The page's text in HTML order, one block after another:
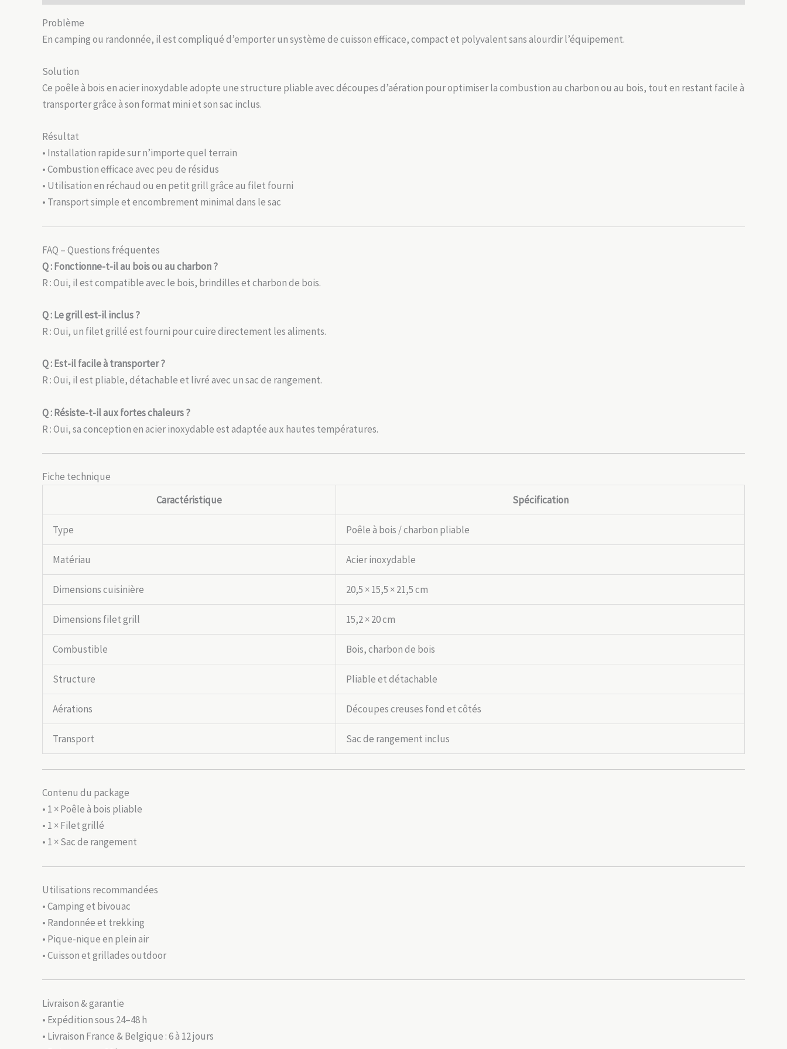
Problème
En camping ou randonnée, il est compliqué d’emporter un système de cuisson efficace, compact et polyvalent sans alourdir l’équipement.
Solution
Ce poêle à bois en acier inoxydable adopte une structure pliable avec découpes d’aération pour optimiser la combustion au charbon ou au bois, tout en restant facile à
transporter grâce à son format mini et son sac inclus.
Résultat
• Installation rapide sur n’importe quel terrain
• Combustion efficace avec peu de résidus
• Utilisation en réchaud ou en petit grill grâce au filet fourni
• Transport simple et encombrement minimal dans le sac
FAQ – Questions fréquentes
Q : Fonctionne-t-il au bois ou au charbon ?
R : Oui, il est compatible avec le bois, brindilles et charbon de bois.
Q : Le grill est-il inclus ?
R : Oui, un filet grillé est fourni pour cuire directement les aliments.
Q : Est-il facile à transporter ?
R : Oui, il est pliable, détachable et livré avec un sac de rangement.
Q : Résiste-t-il aux fortes chaleurs ?
R : Oui, sa conception en acier inoxydable est adaptée aux hautes températures.
Fiche technique
Caractéristique
Spécification
Type Poêle à bois / charbon pliable
Matériau Acier inoxydable
Dimensions cuisinière 20,5 × 15,5 × 21,5 cm
Dimensions filet grill 15,2 × 20 cm
Combustible Bois, charbon de bois
Structure Pliable et détachable
Aérations Découpes creuses fond et côtés
Transport Sac de rangement inclus
Contenu du package
• 1 × Poêle à bois pliable
• 1 × Filet grillé
• 1 × Sac de rangement
Utilisations recommandées
• Camping et bivouac
• Randonnée et trekking
• Pique-nique en plein air
• Cuisson et grillades outdoor
Livraison & garantie
• Expédition sous 24–48 h
• Livraison France & Belgique : 6 à 12 jours